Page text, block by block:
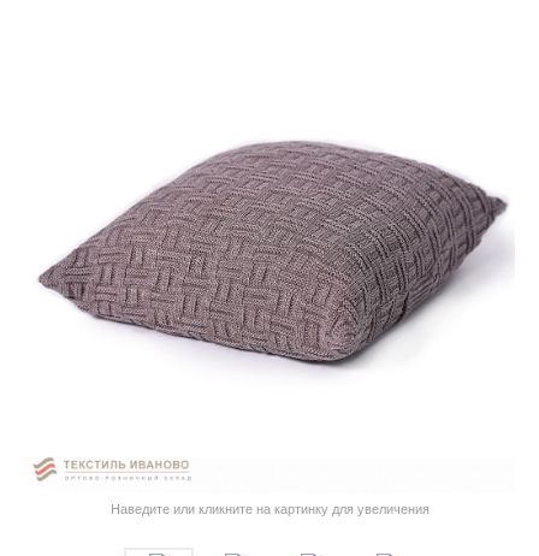
Наведите или кликните на картинку для увеличения